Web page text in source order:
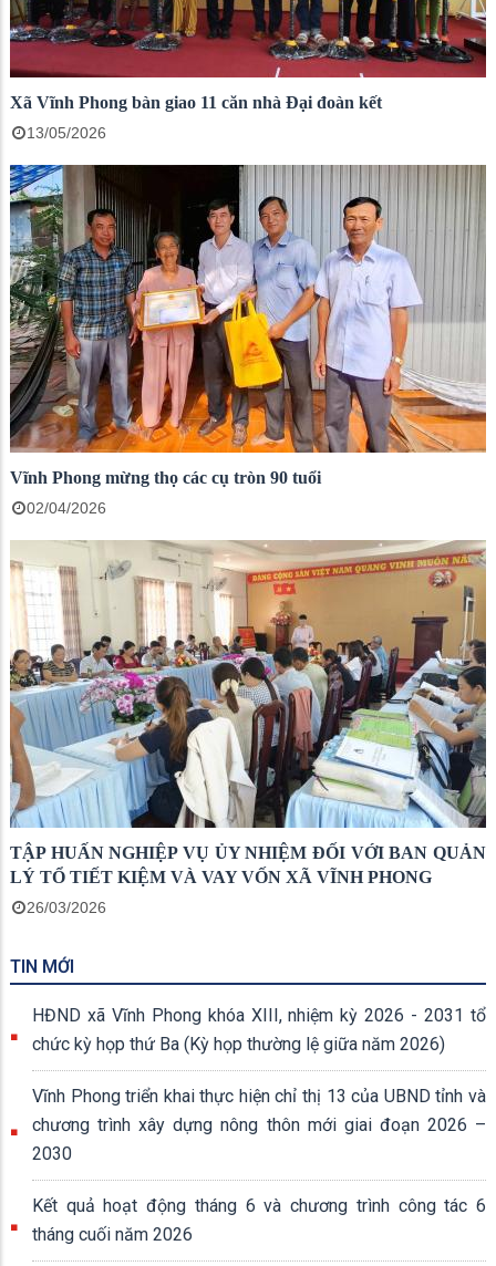
Xã Vĩnh Phong bàn giao 11 căn nhà Đại đoàn kết
13/05/2026
Vĩnh Phong mừng thọ các cụ tròn 90 tuổi
02/04/2026
TẬP HUẤN NGHIỆP VỤ ỦY NHIỆM ĐỐI VỚI BAN QUẢN
LÝ TỔ TIẾT KIỆM VÀ VAY VỐN XÃ VĨNH PHONG
26/03/2026
TIN MỚI
HĐND xã Vĩnh Phong khóa XIII, nhiệm kỳ 2026 - 2031 tổ
chức kỳ họp thứ Ba (Kỳ họp thường lệ giữa năm 2026)
Vĩnh Phong triển khai thực hiện chỉ thị 13 của UBND tỉnh và
chương trình xây dựng nông thôn mới giai đoạn 2026 –
2030
Kết quả hoạt động tháng 6 và chương trình công tác 6
tháng cuối năm 2026